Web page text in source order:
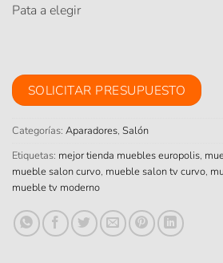
Pata a elegir
SOLICITAR PRESUPUESTO
Categorías: Aparadores, Salón
Etiquetas: mejor tienda muebles europolis,
mueble salon curvo, mueble salon tv curvo,
mueble tv moderno